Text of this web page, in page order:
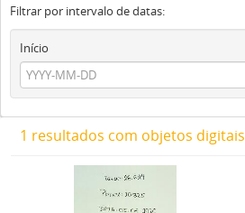
Filtrar por intervalo de datas:
Início
1 resultados com objetos digitais